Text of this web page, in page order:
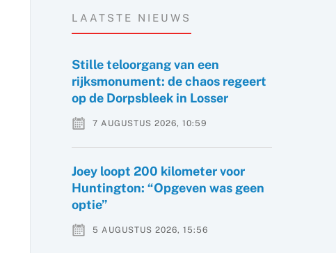
LAATSTE NIEUWS
Stille teloorgang van een
rijksmonument: de chaos regeert
op de Dorpsbleek in Losser
7 AUGUSTUS 2026, 10:59
Joey loopt 200 kilometer voor
Huntington: “Opgeven was geen
optie”
5 AUGUSTUS 2026, 15:56